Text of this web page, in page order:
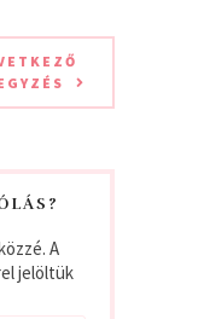
A
jelöltük